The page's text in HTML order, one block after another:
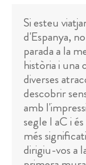
Si esteu
d'Espanya,
parada a la
història i
diverses
descobrir
amb
segle I aC i
més
dirigiu-vos a